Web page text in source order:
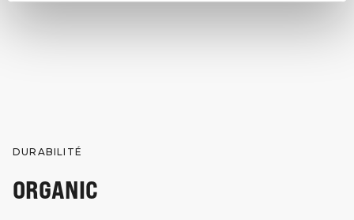
DURABILITÉ
ORGANIC